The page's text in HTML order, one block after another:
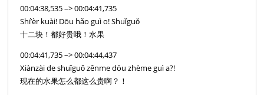
00:04:38,535 –> 00:04:41,735
Shí’èr kuài! Dōu hǎo guì o! Shuǐguǒ
十二块！都好贵哦！水果
00:04:41,735 –> 00:04:44,437
Xiànzài de shuǐguǒ zěnme dōu zhème guì a?!
现在的水果怎么都这么贵啊？！